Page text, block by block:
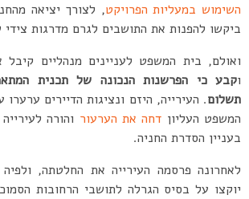
השימוש במעליות הפרויקט, לצורך יציאה
ביקשו להפנות את התושבים לגרם מדרגות צידי של 31
ואולם, בית המשפט לעניינים מנהליים
וקבע כי הפרשנות הנכונה של תכנית
תשלום. העירייה, היזם ונציגות הדיירים
המשפט העליון דחה את הערעור והורה
בעניין הסדרת החניה.
יוקצו על בסיס הגרלה לתושבי הרחובות